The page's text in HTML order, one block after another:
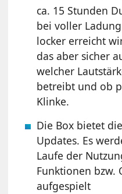
ca. 15 Stunden
bei voller
locker erreicht
das aber sicher
welcher
betreibt und ob
Klinke.
Die Box bietet
Updates. Es
Laufe der
Funktionen bzw.
aufgespielt